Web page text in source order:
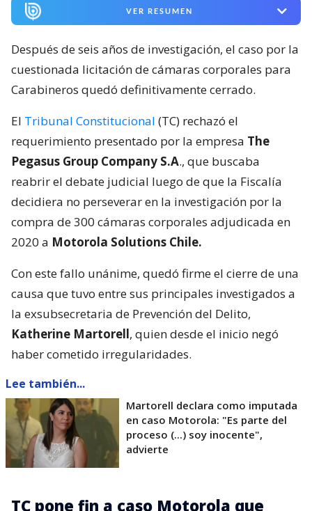
VER RESUMEN
Después de seis años de investigación, el caso por la
cuestionada licitación de cámaras corporales para
Carabineros quedó definitivamente cerrado.
El Tribunal Constitucional (TC) rechazó el
requerimiento presentado por la empresa The
Pegasus Group Company S.A., que buscaba
reabrir el debate judicial luego de que la Fiscalía
decidiera no perseverar en la investigación por la
compra de 300 cámaras corporales adjudicada en
2020 a Motorola Solutions Chile.
Con este fallo unánime, quedó firme el cierre de una
causa que tuvo entre sus principales investigados a
la exsubsecretaria de Prevención del Delito,
Katherine Martorell, quien desde el inicio negó
haber cometido irregularidades.
Lee también...
Martorell declara como imputada
en caso Motorola: "Es parte del
proceso (...) soy inocente",
advierte
TC pone fin a caso Motorola que